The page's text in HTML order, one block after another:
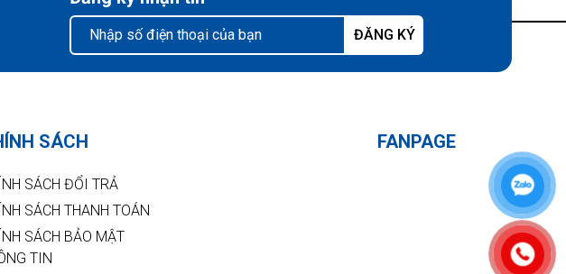
SÁCH
SÁCH ĐỔI TRẢ
SÁCH THANH TOÁN
SÁCH BẢO MẬT
TIN
FANPAGE